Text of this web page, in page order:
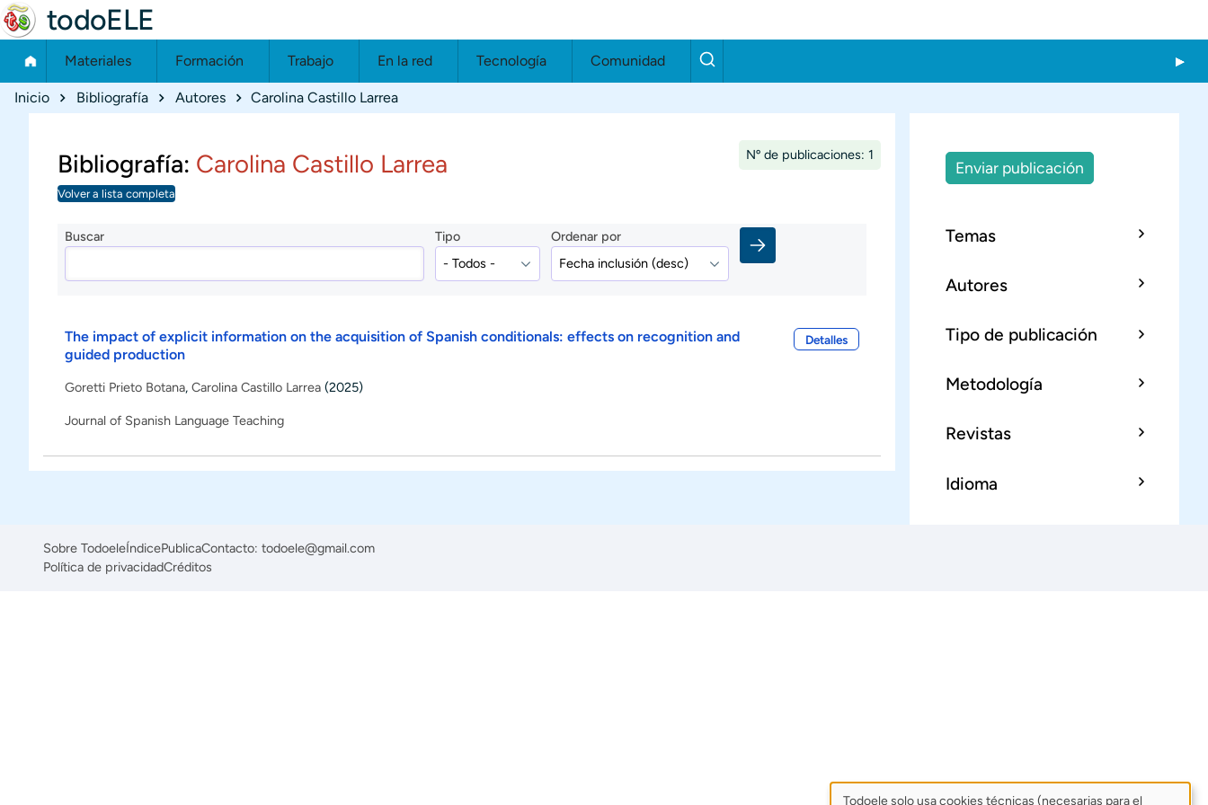
todoELE
Materiales Formación Trabajo En la red Tecnología Comunidad
Ruta de navegación
Inicio Bibliografía Autores Carolina Castillo Larrea
Bibliografía: Carolina Castillo Larrea Nº de publicaciones: 1
Volver a lista completa
Buscar Tipo Ordenar por
The impact of explicit information on the acquisition of Spanish conditionals: effects on recognition and
guided production
Goretti Prieto Botana, Carolina Castillo Larrea (2025)
Journal of Spanish Language Teaching
Detalles
Enviar publicación
Temas
Autores
Tipo de publicación
Metodología
Revistas
Idioma
Sobre TodoeleÍndicePublicaContacto: todoele@gmail.com
Política de privacidadCréditos
Todoele solo usa cookies técnicas (necesarias para el